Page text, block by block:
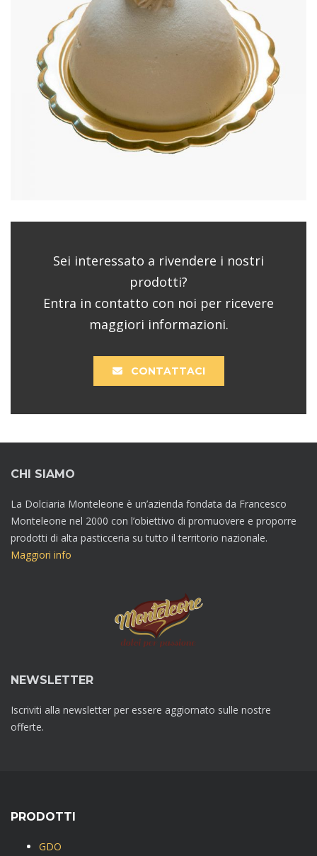
Sei interessato a rivendere i nostri
prodotti?
Entra in contatto con noi per ricevere
maggiori informazioni.
CONTATTACI
CHI SIAMO
La Dolciaria Monteleone è un’azienda fondata da Francesco
Monteleone nel 2000 con l’obiettivo di promuovere e proporre
prodotti di alta pasticceria su tutto il territorio nazionale.
Maggiori info
NEWSLETTER
Iscriviti alla newsletter per essere aggiornato sulle nostre
offerte.
PRODOTTI
GDO